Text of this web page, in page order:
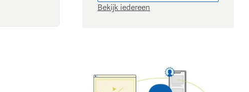
Bekijk iedereen